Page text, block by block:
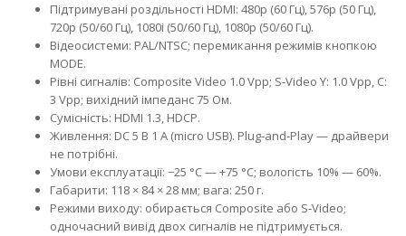
Підтримувані роздільності HDMI: 480p (60 Гц), 576p (50 Гц),
720p (50/60 Гц), 1080i (50/60 Гц), 1080p (50/60 Гц).
Відеосистеми: PAL/NTSC; перемикання режимів кнопкою
MODE.
Рівні сигналів: Composite Video 1.0 Vpp; S‑Video Y: 1.0 Vpp, C:
3 Vpp; вихідний імпеданс 75 Ом.
Сумісність: HDMI 1.3, HDCP.
Живлення: DC 5 В 1 А (micro USB). Plug‑and‑Play — драйвери
не потрібні.
Умови експлуатації: −25 °C — +75 °C; вологість 10% — 60%.
Габарити: 118 × 84 × 28 мм; вага: 250 г.
Режими виходу: обирається Composite або S‑Video;
одночасний вивід двох сигналів не підтримується.